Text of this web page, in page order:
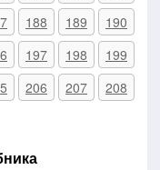
188 189
190
197 198
199
206 207
208